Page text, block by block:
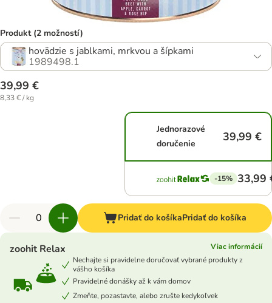
Produkt (2 možností)
hovädzie s jablkami, mrkvou a šípkami
1989498.1
39,99 €
8,33 € / kg
Jednorazové
doručenie
39,99 €
-15% 33,99
Pridať do košíkaPridať do košíka
zoohit Relax
Viac informácií
Nechajte si pravidelne doručovať vybrané produkty z
vášho košíka
Pravidelné donášky až k vám domov
Zmeňte, pozastavte, alebo zrušte kedykoľvek